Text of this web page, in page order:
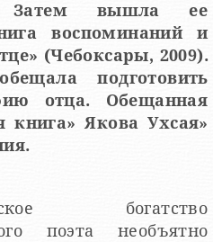
Затем вышла ее
воспоминаний и
(Чебоксары, 2009).
подготовить
отца. Обещанная
богатство
поэта необъятно